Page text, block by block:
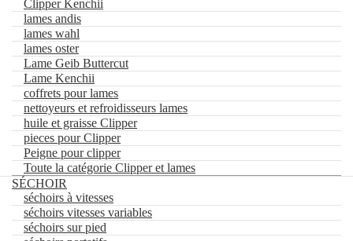
Clippers de finitions
clippers sans fil
Clipper Andis
Clipper wahl
Clipper oster
Clipper Kenchii
lames andis
lames wahl
lames oster
Lame Geib Buttercut
Lame Kenchii
coffrets pour lames
nettoyeurs et refroidisseurs lames
huile et graisse Clipper
pieces pour Clipper
Peigne pour clipper
Toute la catégorie Clipper et lames
Clipper Kenchii
lames andis
lames wahl
lames oster
Lame Geib Buttercut
Lame Kenchii
coffrets pour lames
nettoyeurs et refroidisseurs lames
huile et graisse Clipper
pieces pour Clipper
Peigne pour clipper
Toute la catégorie Clipper et lames
SÉCHOIR
séchoirs à vitesses
séchoirs vitesses variables
séchoirs sur pied